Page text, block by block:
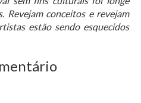
Revejam conceitos e revejam
estão sendo esquecidos